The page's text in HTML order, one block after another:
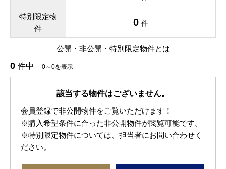
特別限定物
件
0 件
公開・非公開・特別限定物件とは
0 件中 0～0を表示
該当する物件はございません。
会員登録で非公開物件をご覧いただけます！
※購入希望条件に合った非公開物件が閲覧可能です。
※特別限定物件については、担当者にお問い合わせく
ださい。